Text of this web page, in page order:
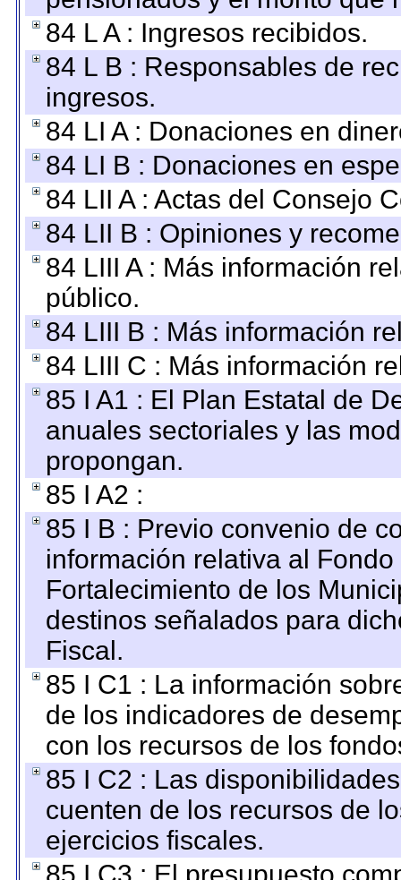
84 L A : Ingresos recibidos.
84 L B : Responsables de
ingresos.
84 LI A : Donaciones en
84 LI B : Donaciones en
84 LII A : Actas del Consejo
84 LII B : Opiniones y
84 LIII A : Más información
público.
84 LIII B : Más información
84 LIII C : Más información
85 I A1 : El Plan Estatal de
anuales sectoriales y las
propongan.
85 I A2 :
85 I B : Previo convenio de
información relativa al
Fortalecimiento de los
destinos señalados para
Fiscal.
85 I C1 : La información
de los indicadores de
con los recursos de los
85 I C2 : Las
cuenten de los recursos de
ejercicios fiscales.